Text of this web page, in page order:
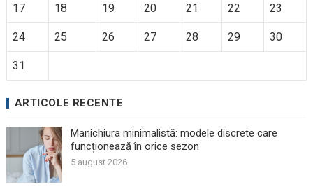
17 18 19 20 21 22 23
24 25 26 27 28 29 30
31
ARTICOLE RECENTE
Manichiura minimalistă: modele discrete care
funcționează în orice sezon
5 august 2026